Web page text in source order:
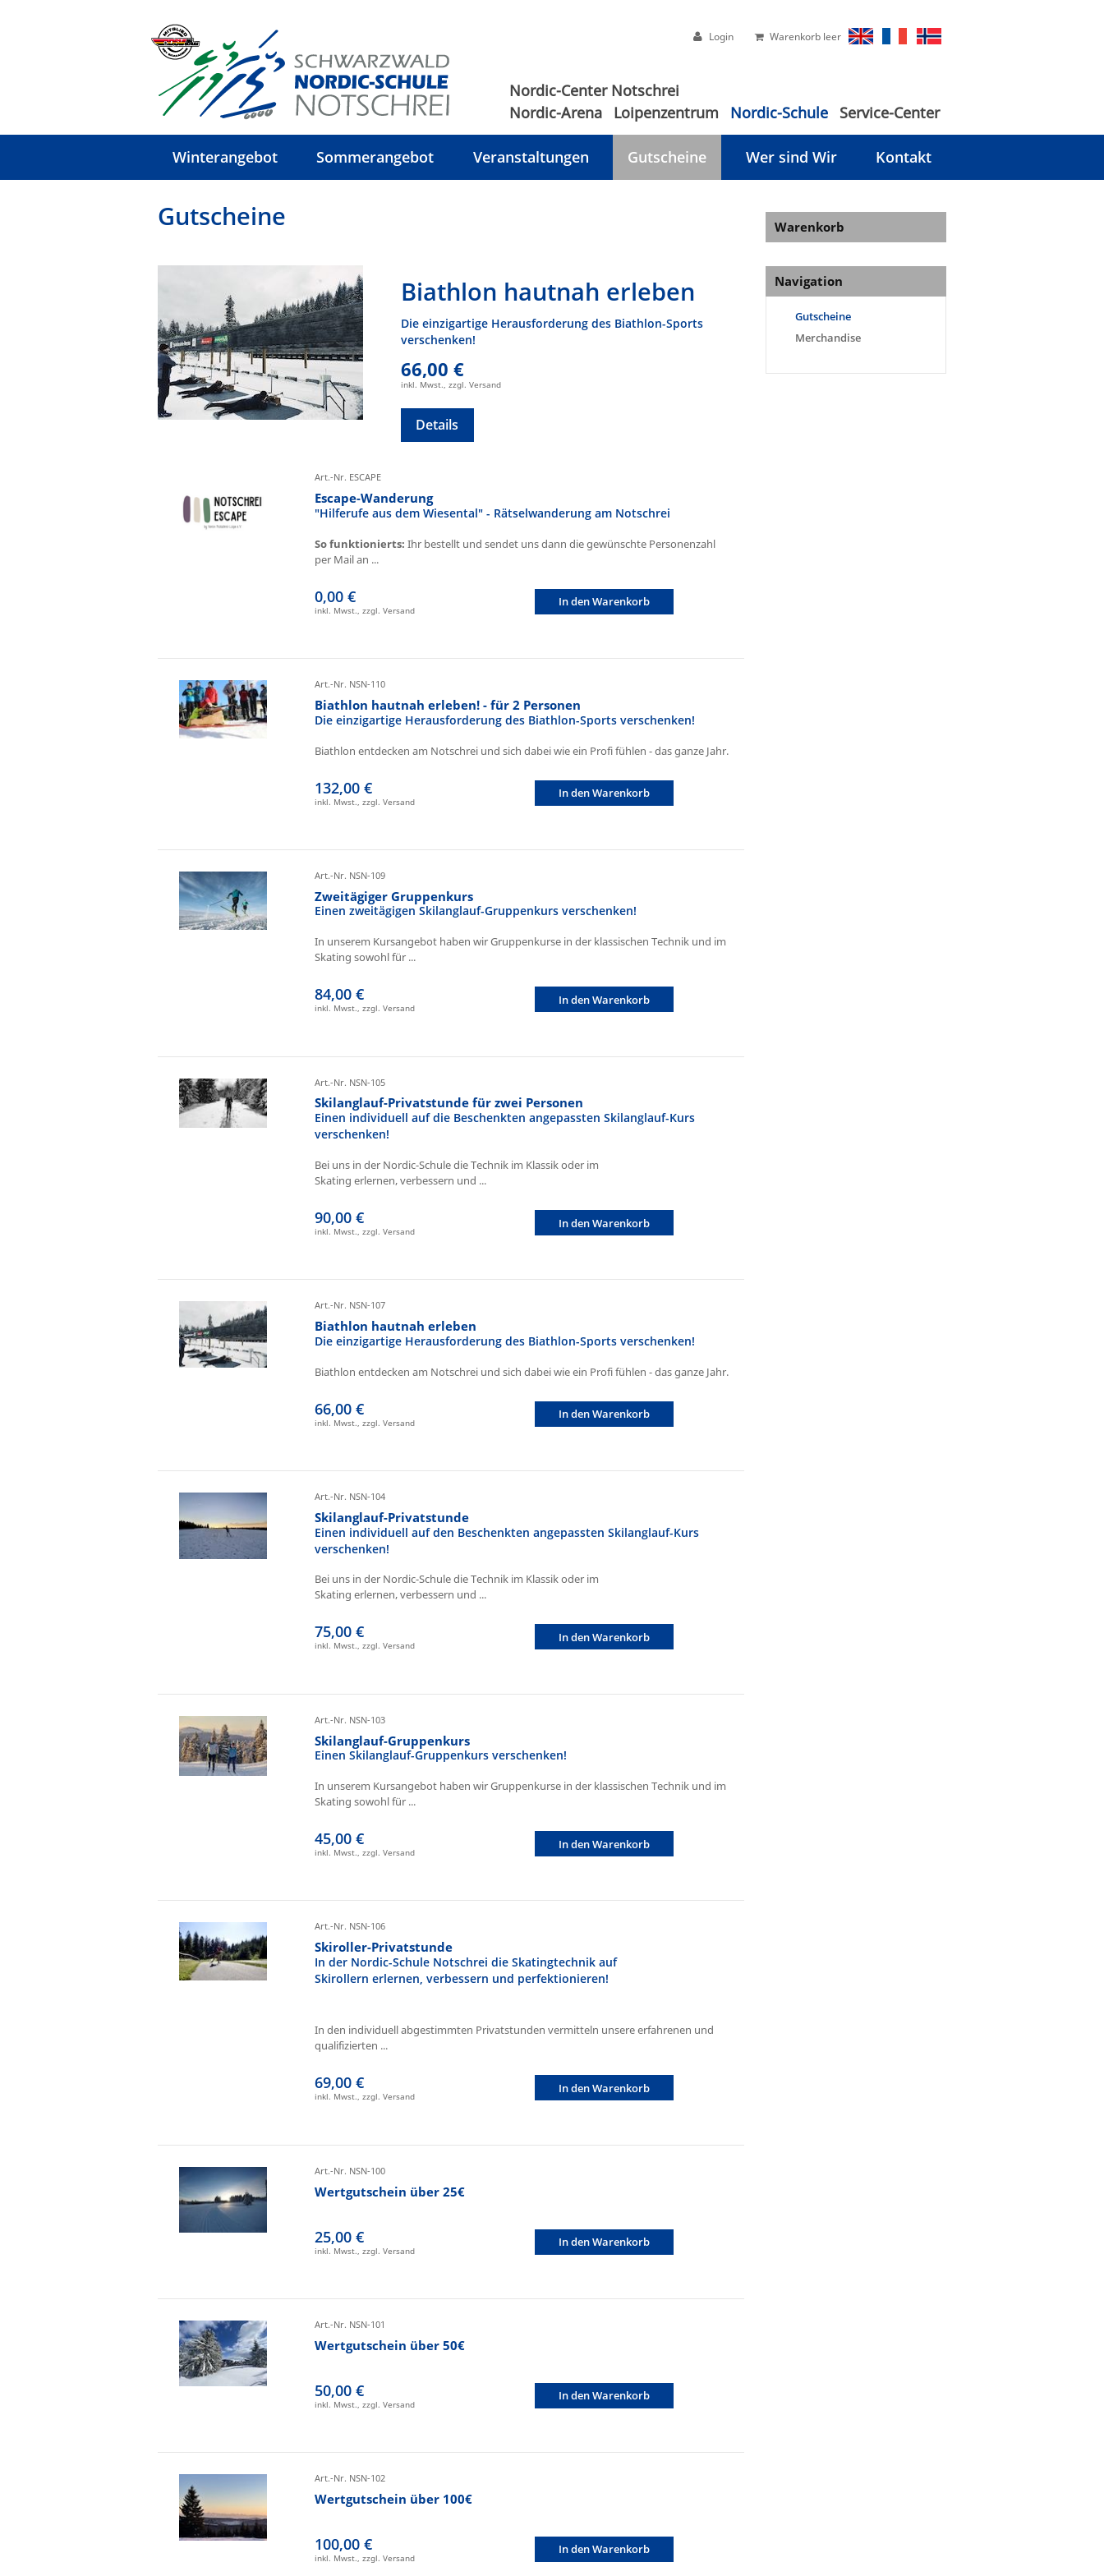
Login Warenkorb leer
Nordic-Center Notschrei
Nordic-Arena
Loipenzentrum Nordic-Schule Service-Center
Winterangebot Sommerangebot Veranstaltungen Gutscheine Wer sind Wir Kontakt
Gutscheine
Biathlon hautnah erleben
Die einzigartige Herausforderung des Biathlon-Sports
verschenken!
66,00 €
inkl. Mwst., zzgl. Versand
Details
Art.-Nr. ESCAPE
Escape-Wanderung
"Hilferufe aus dem Wiesental" - Rätselwanderung am Notschrei
So funktionierts: Ihr bestellt und sendet uns dann die gewünschte Personenzahl
per Mail an ...
0,00 €
inkl. Mwst., zzgl. Versand
In den Warenkorb
Art.-Nr. NSN-110
Biathlon hautnah erleben! - für 2 Personen
Die einzigartige Herausforderung des Biathlon-Sports verschenken!
Biathlon entdecken am Notschrei und sich dabei wie ein Profi fühlen - das ganze Jahr.
132,00 €
inkl. Mwst., zzgl. Versand
In den Warenkorb
Art.-Nr. NSN-109
Zweitägiger Gruppenkurs
Einen zweitägigen Skilanglauf-Gruppenkurs verschenken!
In unserem Kursangebot haben wir Gruppenkurse in der klassischen Technik und im
Skating sowohl für ...
84,00 €
inkl. Mwst., zzgl. Versand
In den Warenkorb
Art.-Nr. NSN-105
Skilanglauf-Privatstunde für zwei Personen
Einen individuell auf die Beschenkten angepassten Skilanglauf-Kurs
verschenken!
Bei uns in der Nordic-Schule die Technik im Klassik oder im
Skating erlernen, verbessern und ...
90,00 €
inkl. Mwst., zzgl. Versand
In den Warenkorb
Art.-Nr. NSN-107
Biathlon hautnah erleben
Die einzigartige Herausforderung des Biathlon-Sports verschenken!
Biathlon entdecken am Notschrei und sich dabei wie ein Profi fühlen - das ganze Jahr.
66,00 €
inkl. Mwst., zzgl. Versand
In den Warenkorb
Art.-Nr. NSN-104
Skilanglauf-Privatstunde
Einen individuell auf den Beschenkten angepassten Skilanglauf-Kurs
verschenken!
Bei uns in der Nordic-Schule die Technik im Klassik oder im
Skating erlernen, verbessern und ...
75,00 €
inkl. Mwst., zzgl. Versand
In den Warenkorb
Art.-Nr. NSN-103
Skilanglauf-Gruppenkurs
Einen Skilanglauf-Gruppenkurs verschenken!
In unserem Kursangebot haben wir Gruppenkurse in der klassischen Technik und im
Skating sowohl für ...
45,00 €
inkl. Mwst., zzgl. Versand
In den Warenkorb
Art.-Nr. NSN-106
Skiroller-Privatstunde
In der Nordic-Schule Notschrei die Skatingtechnik auf
Skirollern erlernen, verbessern und perfektionieren!
In den individuell abgestimmten Privatstunden vermitteln unsere erfahrenen und
qualifizierten ...
69,00 €
inkl. Mwst., zzgl. Versand
In den Warenkorb
Art.-Nr. NSN-100
Wertgutschein über 25€
25,00 €
inkl. Mwst., zzgl. Versand
In den Warenkorb
Art.-Nr. NSN-101
Wertgutschein über 50€
50,00 €
inkl. Mwst., zzgl. Versand
In den Warenkorb
Art.-Nr. NSN-102
Wertgutschein über 100€
100,00 €
inkl. Mwst., zzgl. Versand
In den Warenkorb
Warenkorb
Navigation
Gutscheine
Merchandise